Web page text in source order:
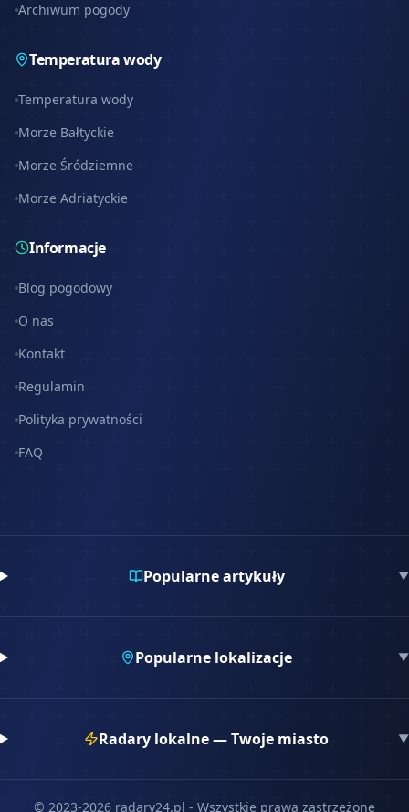
Archiwum pogody
Temperatura wody
Temperatura wody
Morze Bałtyckie
Morze Śródziemne
Morze Adriatyckie
Informacje
Blog pogodowy
O nas
Kontakt
Regulamin
Polityka prywatności
FAQ
Popularne artykuły ▼
Popularne lokalizacje ▼
Radary lokalne — Twoje miasto ▼
© 2023-2026 radary24.pl - Wszystkie prawa zastrzeżone